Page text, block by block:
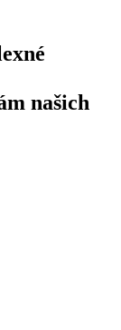
našich